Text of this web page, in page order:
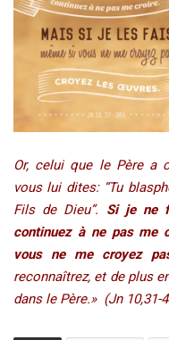
Or, celui que le Père a
vous lui dites: “Tu
Fils de Dieu”. Si je ne
continuez à ne pas me
vous ne me croyez
reconnaîtrez, et de plus
dans le Père.» (Jn 10,31-